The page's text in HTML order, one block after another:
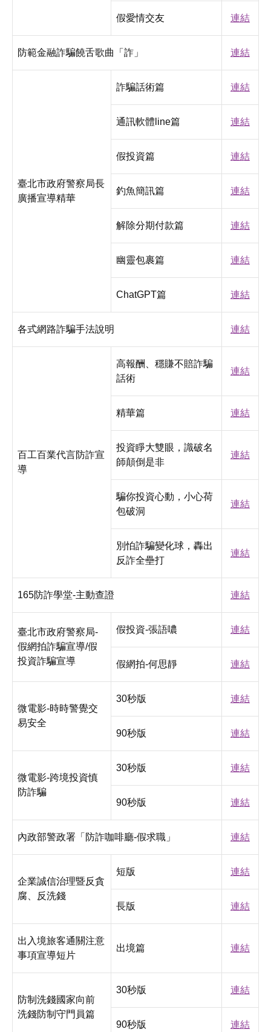
假愛情交友 連結
防範金融詐騙饒舌歌曲「詐」 連結
臺北市政府警察局長
廣播宣導精華
詐騙話術篇 連結
通訊軟體line篇 連結
假投資篇 連結
釣魚簡訊篇 連結
解除分期付款篇 連結
幽靈包裹篇 連結
ChatGPT篇 連結
各式網路詐騙手法說明 連結
百工百業代言防詐宣
導
高報酬、穩賺不賠詐騙
話術
連結
精華篇 連結
投資睜大雙眼，識破名
師顛倒是非
連結
騙你投資心動，小心荷
包破洞
連結
別怕詐騙變化球，轟出
反詐全壘打
連結
165防詐學堂-主動查證 連結
臺北市政府警察局-
假網拍詐騙宣導/假
投資詐騙宣導
假投資-張語噥 連結
假網拍-何思靜 連結
微電影-時時警覺交
易安全
30秒版 連結
90秒版 連結
微電影-跨境投資慎
防詐騙
30秒版 連結
90秒版 連結
內政部警政署「防詐咖啡廳-假求職」 連結
企業誠信治理暨反貪
腐、反洗錢
短版 連結
長版 連結
出入境旅客通關注意
事項宣導短片
出境篇 連結
防制洗錢國家向前
洗錢防制守門員篇
30秒版 連結
90秒版 連結